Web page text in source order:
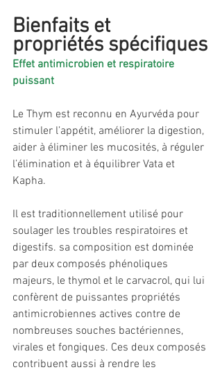
Bienfaits et
propriétés spécifiques
Effet antimicrobien et respiratoire
puissant
Le Thym est reconnu en Ayurvéda pour
stimuler l’appétit, améliorer la digestion,
aider à éliminer les mucosités, à réguler
l’élimination et à équilibrer Vata et
Kapha.
Il est traditionnellement utilisé pour
soulager les troubles respiratoires et
digestifs. sa composition est dominée
par deux composés phénoliques
majeurs, le thymol et le carvacrol, qui lui
confèrent de puissantes propriétés
antimicrobiennes actives contre de
nombreuses souches bactériennes,
virales et fongiques. Ces deux composés
contribuent aussi à rendre les